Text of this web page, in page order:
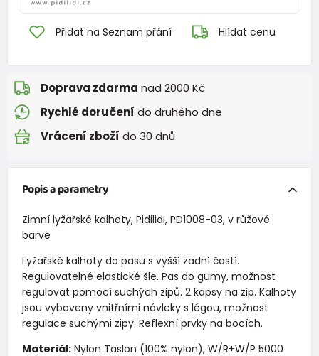
Přidat na Seznam přání Hlídat cenu
Doprava zdarma nad 2000 Kč
Rychlé doručení do druhého dne
Vrácení zboží do 30 dnů
Popis a parametry
Zimní lyžařské kalhoty, Pidilidi, PD1008-03, v růžové
barvě
Lyžařské kalhoty do pasu s vyšší zadní častí.
Regulovatelné elastické šle. Pas do gumy, možnost
regulovat pomocí suchých zipů. 2 kapsy na zip. Kalhoty
jsou vybaveny vnitřními návleky s légou, možnost
regulace suchými zipy. Reflexní prvky na bocích.
Materiál:Nylon Taslon (100% nylon), W/R+W/P 5000